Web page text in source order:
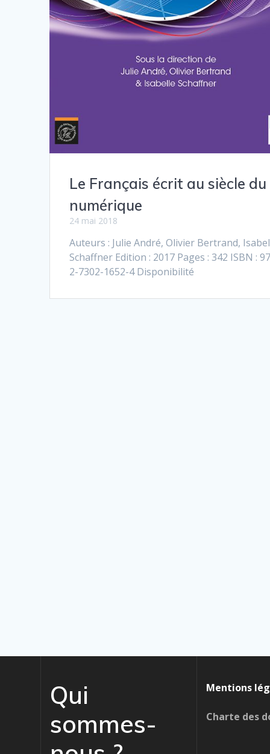
Le Français écrit au siècle du
numérique
24 mai 2018
Auteurs : Julie André, Olivier Bertrand,
Schaffner Edition : 2017 Pages : 342 ISBN :
2-7302-1652-4 Disponibilité
Qui
sommes-
Mentions
Charte des